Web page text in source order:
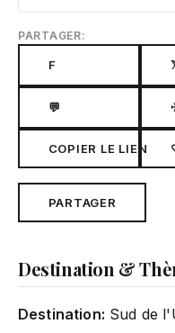
PARTAGER:
F
💬
COPIER LE LIEN
PARTAGER
Destination &
Destination: Sud de